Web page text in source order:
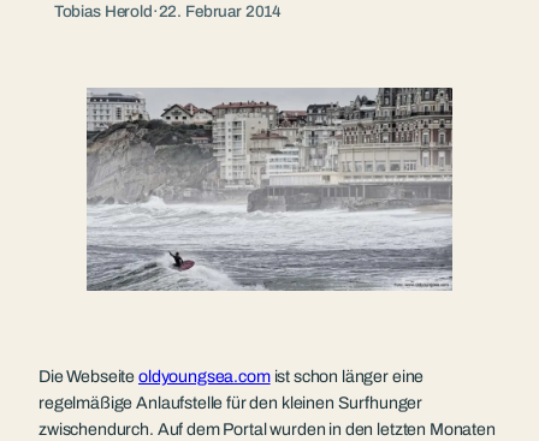
Tobias Herold·22. Februar 2014
Die Webseite oldyoungsea.comist schon länger eine
regelmäßige Anlaufstelle für den kleinen Surfhunger
zwischendurch. Auf dem Portal wurden in den letzten Monaten